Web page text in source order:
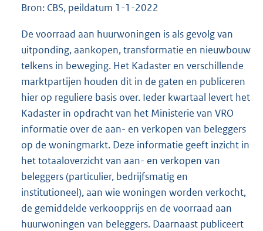
Bron: CBS, peildatum 1-1-2022
De voorraad aan huurwoningen is als gevolg van
uitponding, aankopen, transformatie en nieuwbouw
telkens in beweging. Het Kadaster en verschillende
marktpartijen houden dit in de gaten en publiceren
hier op reguliere basis over. Ieder kwartaal levert het
Kadaster in opdracht van het Ministerie van VRO
informatie over de aan- en verkopen van beleggers
op de woningmarkt. Deze informatie geeft inzicht in
het totaaloverzicht van aan- en verkopen van
beleggers (particulier, bedrijfsmatig en
institutioneel), aan wie woningen worden verkocht,
de gemiddelde verkoopprijs en de voorraad aan
huurwoningen van beleggers. Daarnaast publiceert